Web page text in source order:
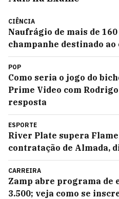
CIÊNCIA
Naufrágio de mais de
champanhe destinado ao
POP
Como seria o jogo do
Prime Video com
resposta
ESPORTE
River Plate supera
contratação de Almada,
CARREIRA
Zamp abre programa de
3.500; veja como se